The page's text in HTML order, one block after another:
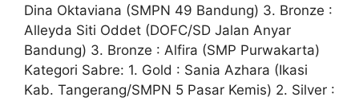
Dina Oktaviana (SMPN 49 Bandung) 3. Bronze :
Alleyda Siti Oddet (DOFC/SD Jalan Anyar
Bandung) 3. Bronze : Alfira (SMP Purwakarta)
Kategori Sabre: 1. Gold : Sania Azhara (Ikasi
Kab. Tangerang/SMPN 5 Pasar Kemis) 2. Silver :